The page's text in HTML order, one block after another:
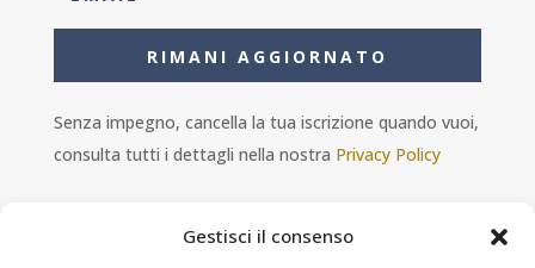
Gestisci il consenso
RIMANI AGGIORNATO
Senza impegno, cancella la tua iscrizione quando vuoi,
consulta tutti i dettagli nella nostra Privacy Policy